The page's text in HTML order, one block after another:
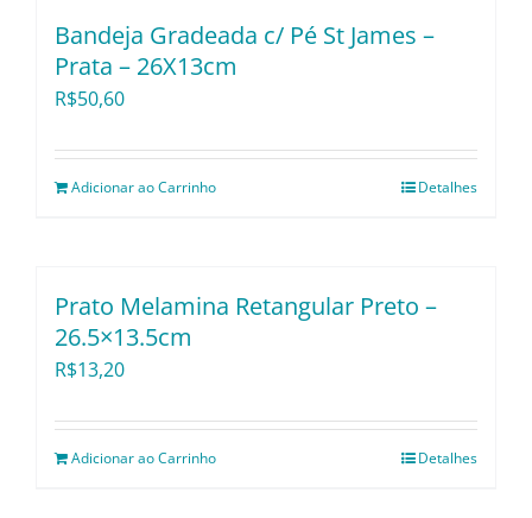
Bandeja Gradeada c/ Pé St James –
Prata – 26X13cm
R$50,60
Adicionar ao Carrinho Detalhes
Prato Melamina Retangular Preto –
26.5×13.5cm
R$13,20
Adicionar ao Carrinho Detalhes